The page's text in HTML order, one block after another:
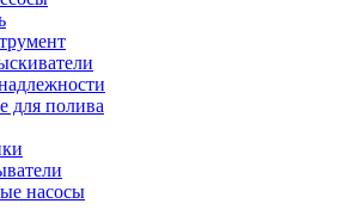
для полива
насосы